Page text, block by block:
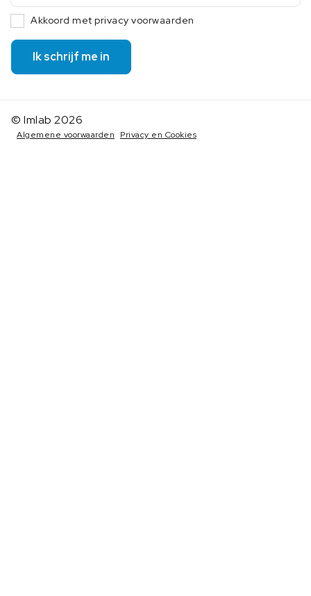
Akkoord met privacy voorwaarden
Ik schrijf me in
© Imlab 2026
Algemene voorwaarden Privacy en Cookies